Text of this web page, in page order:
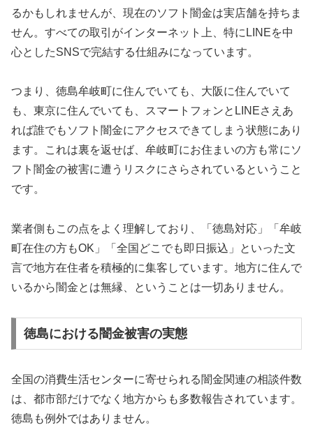
るかもしれませんが、現在のソフト闇金は実店舗を持ちま
せん。すべての取引がインターネット上、特にLINEを中
心としたSNSで完結する仕組みになっています。
つまり、徳島牟岐町に住んでいても、大阪に住んでいて
も、東京に住んでいても、スマートフォンとLINEさえあ
れば誰でもソフト闇金にアクセスできてしまう状態にあり
ます。これは裏を返せば、牟岐町にお住まいの方も常にソ
フト闇金の被害に遭うリスクにさらされているということ
です。
業者側もこの点をよく理解しており、「徳島対応」「牟岐
町在住の方もOK」「全国どこでも即日振込」といった文
言で地方在住者を積極的に集客しています。地方に住んで
いるから闇金とは無縁、ということは一切ありません。
徳島における闇金被害の実態
全国の消費生活センターに寄せられる闇金関連の相談件数
は、都市部だけでなく地方からも多数報告されています。
徳島も例外ではありません。